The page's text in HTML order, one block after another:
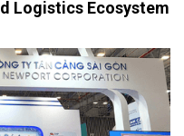
Logistics Ecosystem